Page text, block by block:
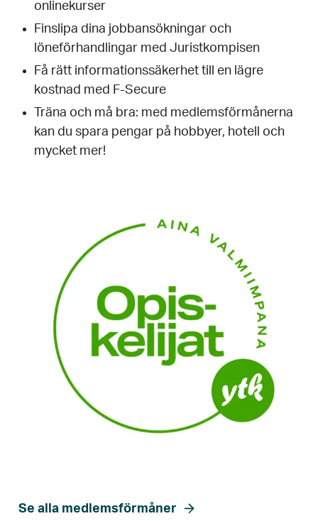
onlinekurser
Finslipa dina jobbansökningar och
löneförhandlingar med Juristkompisen
Få rätt informationssäkerhet till en lägre
kostnad med F-Secure
Träna och må bra: med medlemsförmånerna
kan du spara pengar på hobbyer, hotell och
mycket mer!
Se alla medlemsförmåner